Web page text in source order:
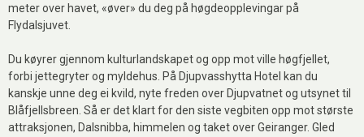
meter over havet, «øver» du deg på høgdeopplevingar på
Flydalsjuvet.
Du køyrer gjennom kulturlandskapet og opp mot ville høgfjellet,
forbi jettegryter og myldehus. På Djupvasshytta Hotel kan du
kanskje unne deg ei kvild, nyte freden over Djupvatnet og utsynet til
Blåfjellsbreen. Så er det klart for den siste vegbiten opp mot største
attraksjonen, Dalsnibba, himmelen og taket over Geiranger. Gled